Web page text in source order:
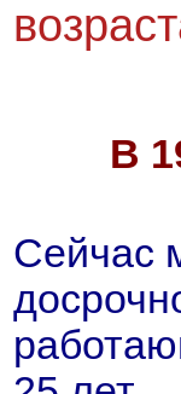
В
Сейчас